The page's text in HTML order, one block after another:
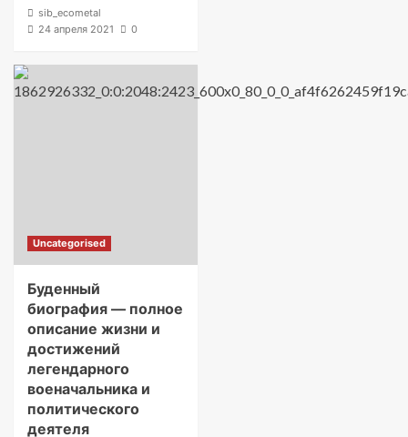
sib_ecometal
24 апреля 2021
0
Uncategorised
Буденный
биография — полное
описание жизни и
достижений
легендарного
военачальника и
политического
деятеля